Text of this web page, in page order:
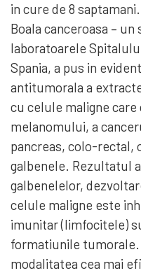
in cure de 8 saptamani.
Boala canceroasa –
laboratoarele
Spania, a pus in
antitumorala a
cu celule maligne
melanomului, a
pancreas, colo-rectal,
galbenele. Rezultatul
galbenelelor,
celule maligne este
imunitar (limfocitele)
formatiunile
modalitatea cea mai